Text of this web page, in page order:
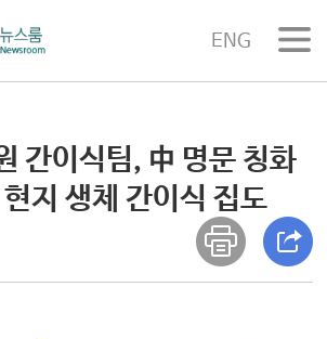
ENG
간이식팀, 中 명문 칭화
지 생체 간이식 집도